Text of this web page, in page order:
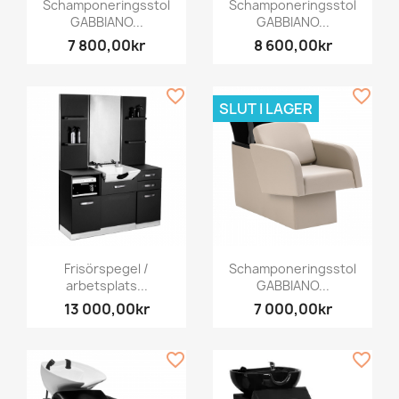
Schamponeringsstol
GABBIANO...
7 800,00kr
Schamponeringsstol
GABBIANO...
8 600,00kr
Frisörspegel /
arbetsplats...
13 000,00kr
favorite_border
Schamponeringsstol
GABBIANO...
7 000,00kr
SLUT I LAGER
favorite_border
favorite_border favorite_border